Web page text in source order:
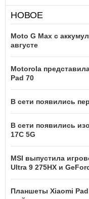
НОВОЕ
Moto G Max с
августе
Motorola
Pad 70
В сети появились
В сети появились
17C 5G
MSI выпустила
Ultra 9 275HX и
Планшеты Xiaomi Pad